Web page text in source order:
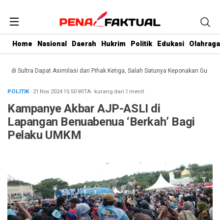
Home Nasional Daerah Hukrim Politik Edukasi Olahraga
Dapat Asimilasi dari Pihak Ketiga, Salah Satunya Keponakan Gubernur
POLITIK· 21 Nov 202415:50WITA· kurang dari 1 menit
Kampanye Akbar AJP-ASLI di
Lapangan Benuabenua ‘Berkah’ Bagi
Pelaku UMKM